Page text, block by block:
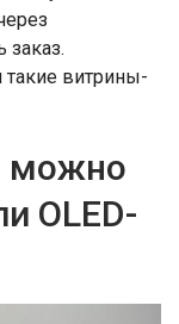
витрины-
можно
OLED-